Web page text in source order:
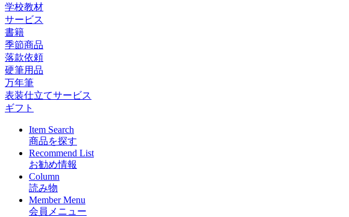
学校教材
サービス
書籍
季節商品
落款依頼
硬筆用品
万年筆
表装仕立てサービス
ギフト
Item Search
商品を探す
Recommend List
お勧め情報
Column
読み物
Member Menu
会員メニュー